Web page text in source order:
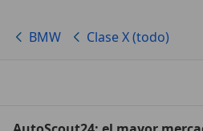
BMW Clase X (todo)